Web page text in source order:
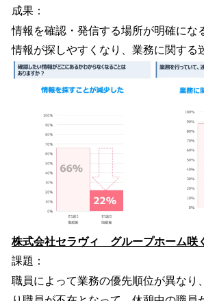
成果：
情報を確認・発信する場所が明確にな
情報が探しやすくなり、業務に関する
株式会社セラヴィ グループホーム咲
課題：
職員によって業務の優先順位が異なり